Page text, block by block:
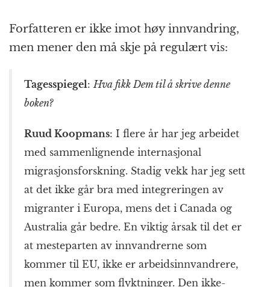
Forfatteren er ikke imot høy innvandring,
men mener den må skje på regulært vis:
Tagesspiegel: Hva fikk Dem til å skrive denne
boken?
Ruud Koopmans: I flere år har jeg arbeidet
med sammen­lignende inter­nasjonal
migrasjons­forskning. Stadig vekk har jeg sett
at det ikke går bra med integreringen av
migranter i Europa, mens det i Canada og
Australia går bedre. En viktig årsak til det er
at mesteparten av innvandrerne som
kommer til EU, ikke er arbeids­innvandrere,
men kommer som flyktninger. Den ikke-